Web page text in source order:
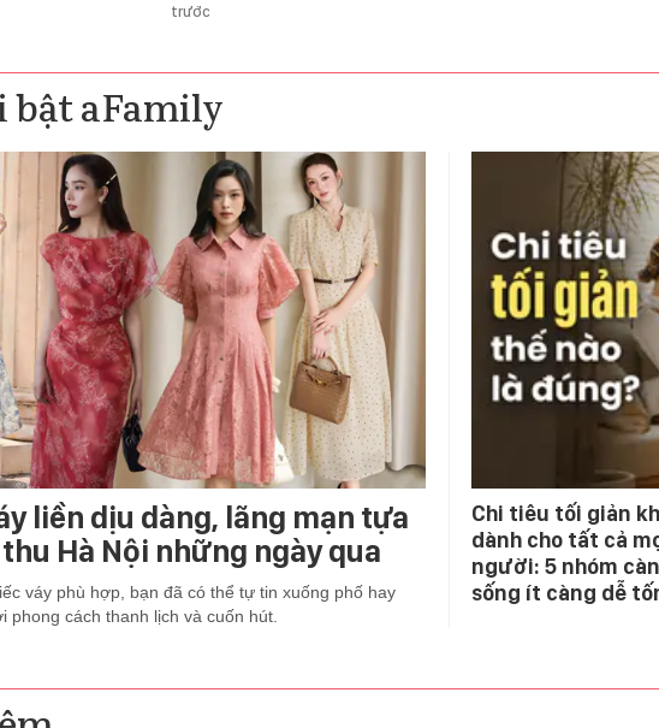
trước
bật aFamily
liền dịu dàng, lãng mạn tựa
Hà Nội những ngày qua
váy phù hợp, bạn đã có thể tự tin xuống phố hay
phong cách thanh lịch và cuốn hút.
Chi tiêu tối giản
dành cho tất cả
người: 5 nhóm
sống ít càng dễ